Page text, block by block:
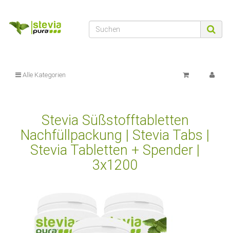
Alle Kategorien
Stevia Süßstofftabletten
Nachfüllpackung | Stevia Tabs |
Stevia Tabletten + Spender |
3x1200